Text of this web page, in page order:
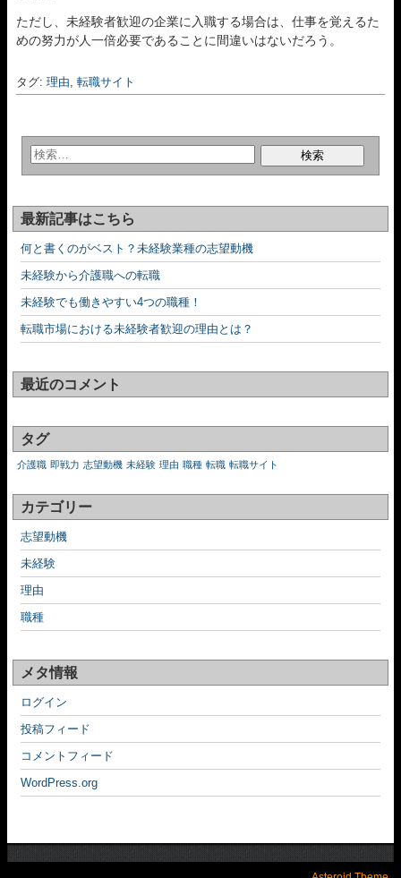
ただし、未経験者歓迎の企業に入職する場合は、仕事を覚えるた
めの努力が人一倍必要であることに間違いはないだろう。
タグ: 理由, 転職サイト
最新記事はこちら
何と書くのがベスト？未経験業種の志望動機
未経験から介護職への転職
未経験でも働きやすい4つの職種！
転職市場における未経験者歓迎の理由とは？
最近のコメント
タグ
介護職 即戦力 志望動機 未経験 理由 職種 転職 転職サイト
カテゴリー
志望動機
未経験
理由
職種
メタ情報
ログイン
投稿フィード
コメントフィード
WordPress.org